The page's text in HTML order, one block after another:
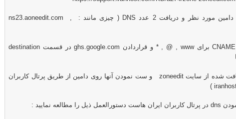
مورد نظر و دریافت 2 عدد DNS ( چیزی مانند : ns23.aoneedit.com ,
CNAME برایwww , @ , * و قراردادن ghs.google.com در قسمت destination
شده از سایتzoneedit
و ست نمودن آنها روی دامین از طریق پرتال کاربران
)
dns در پرتال کاربران ایران هاست دستورالعمل ذیل را مطالعه نمایید :